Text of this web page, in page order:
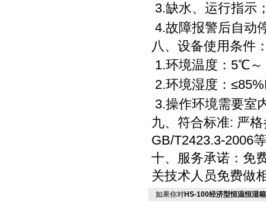
3.缺水、运行指示
4.故障报警后自动
八、 设备使用条件
1.环境温度：5℃
2.环境湿度：
3.操作环境需要室
九、符合标准: 严
GB/T2423.3-2006
十、 服务承诺：免
关技术人员免费做
如果你对HS-100经济型恒温恒湿